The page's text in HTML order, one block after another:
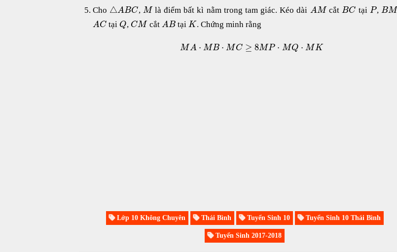
Cho △ABC, M là điểm bất kì nằm trong tam giác. Kéo dài AM cắtBC tại P,BM
AC tại Q, CM cắt ABtại K . Chứng minh rằng
MA ⋅ MB ⋅ M C ≥ 8MP ⋅ MQ ⋅ MK
Lớp 10 Không Chuyên Thái Bình Tuyển Sinh 10 Tuyển Sinh 10 Thái Bình
Tuyển Sinh 2017-2018